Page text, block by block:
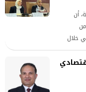
أن
خلال